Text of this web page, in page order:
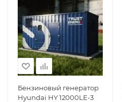
Бензиновый генератор
Hyundai HY 12000LE-3